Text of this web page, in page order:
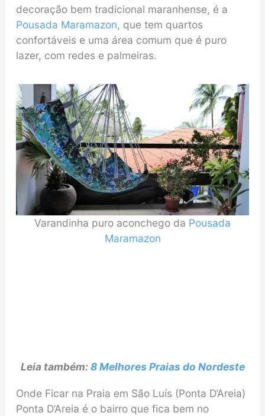
decoração bem tradicional maranhense, é a
Pousada Maramazon, que tem quartos
confortáveis e uma área comum que é puro
lazer, com redes e palmeiras.
Varandinha puro aconchego da Pousada
Maramazon
Leia também:8 Melhores Praias do Nordeste
Onde Ficar na Praia em São Luís (Ponta D’Areia)
Ponta D’Areia é o bairro que fica bem no